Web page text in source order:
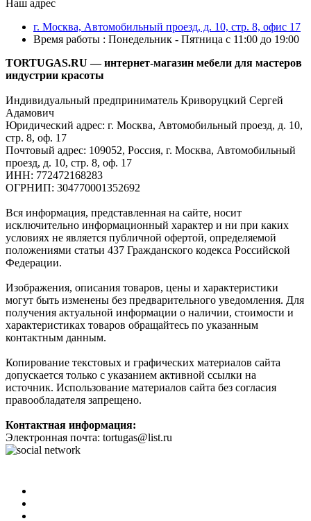
Наш адрес
г. Москва, Автомобильный проезд, д. 10, стр. 8, офис 17
Время работы : Понедельник - Пятница с 11:00 до 19:00
TORTUGAS.RU — интернет-магазин мебели для мастеров
индустрии красоты
Индивидуальный предприниматель Криворуцкий Сергей
Адамович
Юридический адрес: г. Москва, Автомобильный проезд, д. 10,
стр. 8, оф. 17
Почтовый адрес: 109052, Россия, г. Москва, Автомобильный
проезд, д. 10, стр. 8, оф. 17
ИНН: 772472168283
ОГРНИП: 304770001352692
Вся информация, представленная на сайте, носит
исключительно информационный характер и ни при каких
условиях не является публичной офертой, определяемой
положениями статьи 437 Гражданского кодекса Российской
Федерации.
Изображения, описания товаров, цены и характеристики
могут быть изменены без предварительного уведомления. Для
получения актуальной информации о наличии, стоимости и
характеристиках товаров обращайтесь по указанным
контактным данным.
Копирование текстовых и графических материалов сайта
допускается только с указанием активной ссылки на
источник. Использование материалов сайта без согласия
правообладателя запрещено.
Контактная информация:
Электронная почта: tortugas@list.ru